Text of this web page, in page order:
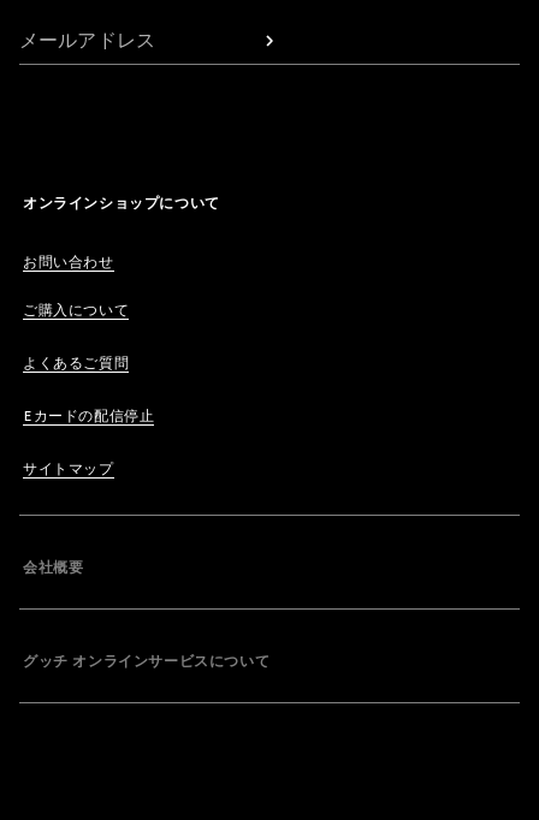
メールアドレス
オンラインショップについて
お問い合わせ
ご購入について
よくあるご質問
Eカードの配信停止
サイトマップ
会社概要
グッチ オンラインサービスについて